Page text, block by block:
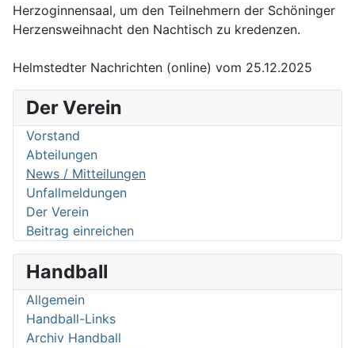
Der Verein
Vorstand
Abteilungen
News / Mitteilungen
Unfallmeldungen
Der Verein
Beitrag einreichen
Handball
Allgemein
Handball-Links
Archiv Handball
Herzoginnensaal, um den Teilnehmern der Schöninger
Herzensweihnacht den Nachtisch zu kredenzen.
Helmstedter Nachrichten (online) vom 25.12.2025